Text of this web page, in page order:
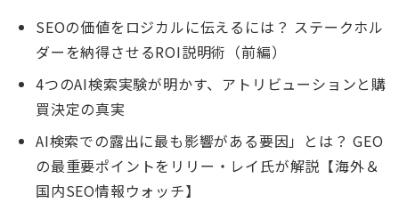
SEOの価値をロジカルに伝えるには？ ステークホル
ダーを納得させるROI説明術（前編）
4つのAI検索実験が明かす、アトリビューションと購
買決定の真実
AI検索での露出に最も影響がある要因」とは？ GEO
の最重要ポイントをリリー・レイ氏が解説【海外＆
国内SEO情報ウォッチ】